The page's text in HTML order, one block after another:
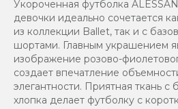
Укороченная футболка
девочки идеально сочетается
из коллекции Ballet, так и с
шортами. Главным украшением
изображение розово-
создает впечатление
элегантности. Приятная ткань
хлопка делает футболку с